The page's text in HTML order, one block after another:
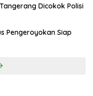
Dicokok Polisi
Pengeroyokan Siap